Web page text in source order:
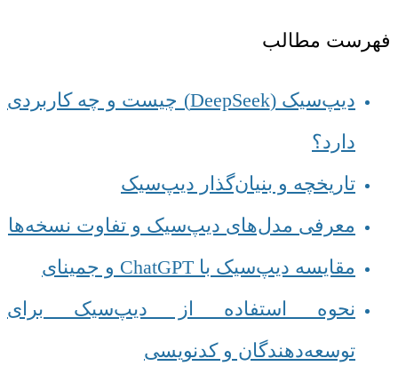
فهرست مطالب
دیپ‌سیک (DeepSeek) چیست و چه کاربردی
دارد؟
تاریخچه و بنیان‌گذار دیپ‌سیک
معرفی مدل‌های دیپ‌سیک و تفاوت نسخه‌ها
مقایسه دیپ‌سیک با ChatGPT و جمینای
نحوه استفاده از دیپ‌سیک برای
توسعه‌دهندگان و کدنویسی